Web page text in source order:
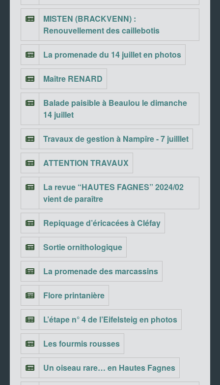
MISTEN (BRACKVENN) :
Renouvellement des caillebotis
La promenade du 14 juillet en photos
Maître RENARD
Balade paisible à Beaulou le dimanche
14 juillet
Travaux de gestion à Nampîre - 7 juilllet
ATTENTION TRAVAUX
La revue “HAUTES FAGNES” 2024/02
vient de paraître
Repiquage d’éricacées à Cléfay
Sortie ornithologique
La promenade des marcassins
Flore printanière
L’étape n° 4 de l’Eifelsteig en photos
Les fourmis rousses
Un oiseau rare… en Hautes Fagnes